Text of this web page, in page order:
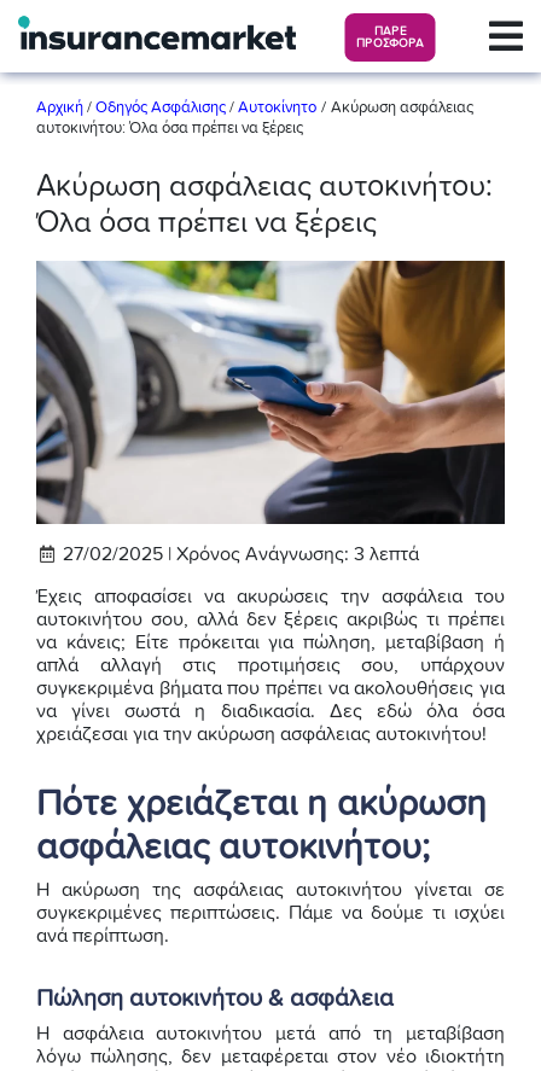
ΠΑΡΕ
ΠΡΟΣΦΟΡΑ
Αρχική / Οδηγός Ασφάλισης / Αυτοκίνητο / Ακύρωση ασφάλειας
αυτοκινήτου: Όλα όσα πρέπει να ξέρεις
Ακύρωση ασφάλειας αυτοκινήτου:
Όλα όσα πρέπει να ξέρεις
27/02/2025 | Χρόνος Ανάγνωσης: 3 λεπτά
Έχεις αποφασίσει να ακυρώσεις την ασφάλεια του
αυτοκινήτου σου, αλλά δεν ξέρεις ακριβώς τι πρέπει
να κάνεις; Είτε πρόκειται για πώληση, μεταβίβαση ή
απλά αλλαγή στις προτιμήσεις σου, υπάρχουν
συγκεκριμένα βήματα που πρέπει να ακολουθήσεις για
να γίνει σωστά η διαδικασία. Δες εδώ όλα όσα
χρειάζεσαι για την ακύρωση ασφάλειας αυτοκινήτου!
Πότε χρειάζεται η ακύρωση
ασφάλειας αυτοκινήτου;
Η ακύρωση της ασφάλειας αυτοκινήτου γίνεται σε
συγκεκριμένες περιπτώσεις. Πάμε να δούμε τι ισχύει
ανά περίπτωση.
Πώληση αυτοκινήτου & ασφάλεια
Η ασφάλεια αυτοκινήτου μετά από τη μεταβίβαση
λόγω πώλησης, δεν μεταφέρεται στον νέο ιδιοκτήτη